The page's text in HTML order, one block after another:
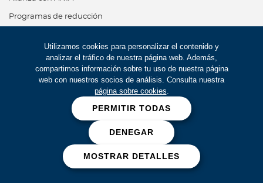
Utilizamos cookies para personalizar el contenido y
analizar el tráfico de nuestra página web. Además,
compartimos información sobre tu uso de nuestra página
web con nuestros socios de análisis. Consulta nuestra
página sobre cookies.
PERMITIR TODAS
DENEGAR
MOSTRAR DETALLES
Programas de reducción
Servicios en línea
Servicio al cliente
USA Medical Services